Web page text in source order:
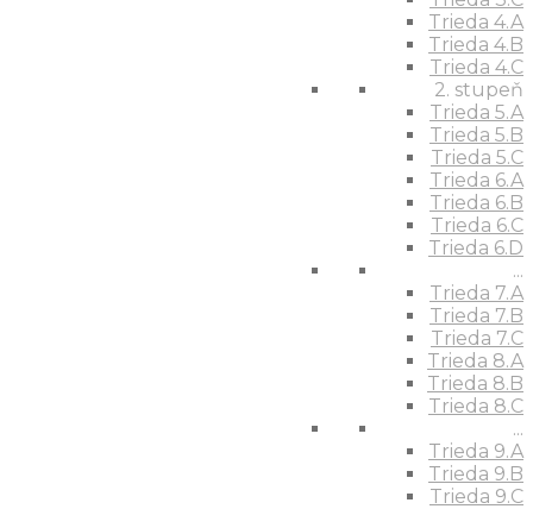
Trieda 4.A
Trieda 4.B
Trieda 4.C
2. stupeň
Trieda 5.A
Trieda 5.B
Trieda 5.C
Trieda 6.A
Trieda 6.B
Trieda 6.C
Trieda 6.D
...
Trieda 7.A
Trieda 7.B
Trieda 7.C
Trieda 8.A
Trieda 8.B
Trieda 8.C
...
Trieda 9.A
Trieda 9.B
Trieda 9.C